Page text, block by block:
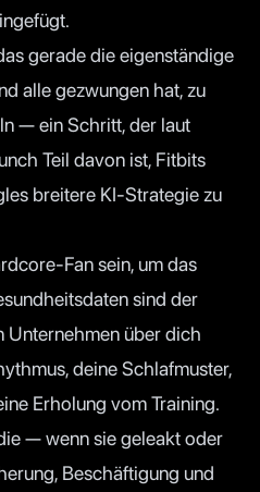
gerade die eigenständige
alle gezwungen hat, zu
— ein Schritt, der laut
Teil davon ist, Fitbits
breitere KI-Strategie zu
Fan sein, um das
sind der
Unternehmen über dich
deine Schlafmuster,
Erholung vom Training.
— wenn sie geleakt oder
Beschäftigung und